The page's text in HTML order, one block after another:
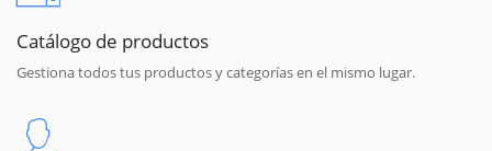
Catálogo de productos
Gestiona todos tus productos y categorías en el mismo lugar.